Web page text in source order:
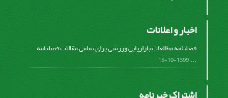
اخبار و اعلانات
فصلنامه مطالعات بازاریابی ورزشی برای تمامی مقالات فصلنامه
...
1399-10-15